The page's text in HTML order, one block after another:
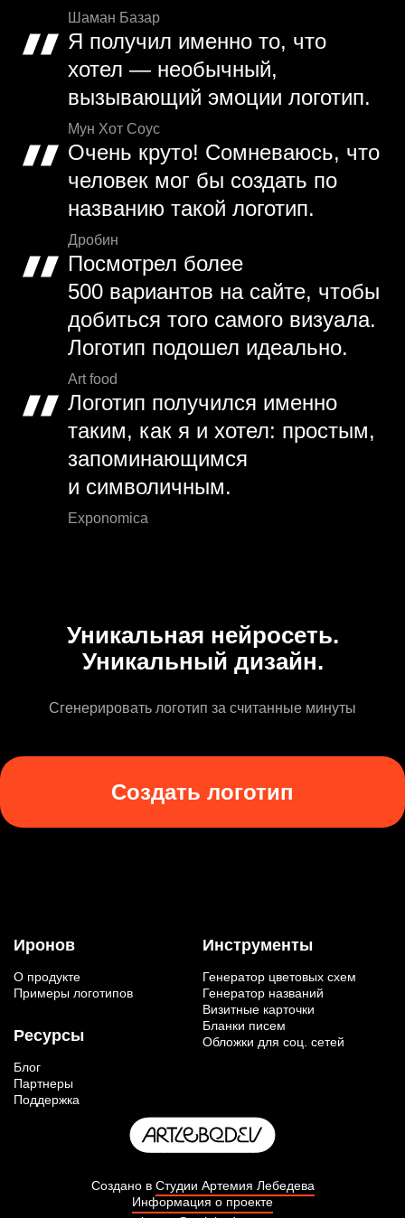
Шаман Базар
Я получил именно то, что
хотел — необычный,
вызывающий эмоции логотип.
Мун Хот Соус
Очень круто! Сомневаюсь, что
человек мог бы создать по
названию такой логотип.
Дробин
Посмотрел более
500 вариантов на сайте, чтобы
добиться того самого визуала.
Логотип подошел идеально.
Art food
Логотип получился именно
таким, как я и хотел: простым,
запоминающимся
и символичным.
Exponomica
Уникальная нейросеть.
Уникальный дизайн.
Сгенерировать логотип за считанные минуты
Создать логотип
Иронов
О продукте
Примеры логотипов
Ресурсы
Блог
Партнеры
Поддержка
Инструменты
Генератор цветовых схем
Генератор названий
Визитные карточки
Бланки писем
Обложки для соц. сетей
Создано в Студии Артемия Лебедева
Информация о проекте